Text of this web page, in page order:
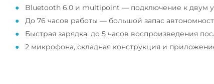
Bluetooth 6.0 и multipoint — подключение к двум
До 76 часов работы — большой запас
Быстрая зарядка: до 5 часов воспроизведения
2 микрофона, складная конструкция и